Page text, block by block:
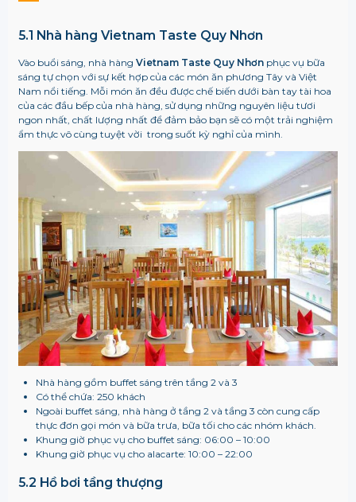
5.1 Nhà hàng Vietnam Taste Quy Nhơn
Vào buổi sáng, nhà hàng Vietnam Taste Quy Nhơn phục vụ bữa
sáng tự chọn với sự kết hợp của các món ăn phương Tây và Việt
Nam nổi tiếng. Mỗi món ăn đều được chế biến dưới bàn tay tài hoa
của các đầu bếp của nhà hàng, sử dụng những nguyên liệu tươi
ngon nhất, chất lượng nhất để đảm bảo bạn sẽ có một trải nghiệm
ẩm thực vô cùng tuyệt vời trong suốt kỳ nghỉ của mình.
Nhà hàng gồm buffet sáng trên tầng 2 và 3
Có thể chứa: 250 khách
Ngoài buffet sáng, nhà hàng ở tầng 2 và tầng 3 còn cung cấp
thực đơn gọi món và bữa trưa, bữa tối cho các nhóm khách.
Khung giờ phục vụ cho buffet sáng: 06:00 – 10:00
Khung giờ phục vụ cho alacarte: 10:00 – 22:00
5.2 Hồ bơi tầng thượng